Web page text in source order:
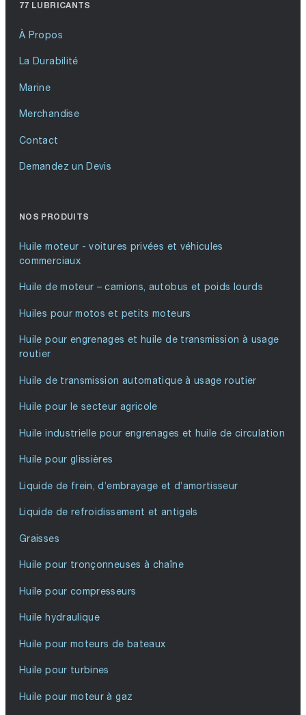
77 LUBRICANTS
À Propos
La Durabilité
Marine
Merchandise
Contact
Demandez un Devis
NOS PRODUITS
Huile moteur - voitures privées et véhicules
commerciaux
Huile de moteur – camions, autobus et poids lourds
Huiles pour motos et petits moteurs
Huile pour engrenages et huile de transmission à usage
routier
Huile de transmission automatique à usage routier
Huile pour le secteur agricole
Huile industrielle pour engrenages et huile de circulation
Huile pour glissières
Liquide de frein, d’embrayage et d’amortisseur
Liquide de refroidissement et antigels
Graisses
Huile pour tronçonneuses à chaîne
Huile pour compresseurs
Huile hydraulique
Huile pour moteurs de bateaux
Huile pour turbines
Huile pour moteur à gaz